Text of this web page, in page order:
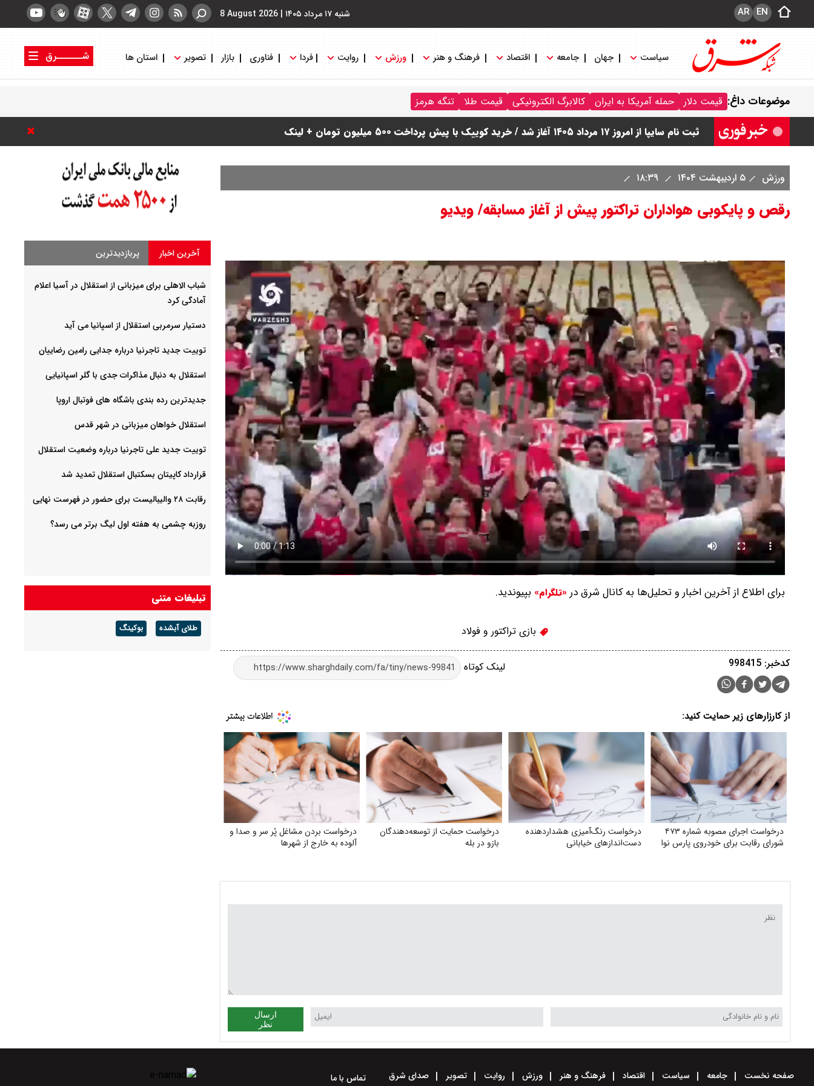
شنبه ۱۷ مرداد ۱۴۰۵ |
8 August 2026 EN
AR
سیاست جهان جامعه اقتصاد فرهنگ و هنر ورزش روایت فردا فناوری بازار تصویر استان ها
شــــــرق
موضوعات داغ: قیمت دلار حمله آمریکا به ایران کالابرگ الکترونیکی قیمت طلا تنگه هرمز
قیمت محصولات سایپا امروز شنبه ۱۷ مرداد ۱۴۰۵ / قیمت اطلس چند؟ + جدول
قیمت محصولات ایران خودرو امروز شنبه ۱۷ مرداد ۱۴۰۵ / قیمت دنا چند ؟ + جدول
ثبت نام سایپا از امروز ۱۷ مرداد ۱۴۰۵ آغاز شد / خرید کوییک با پیش پرداخت ۵۰۰ میلیون تومان + لینک
قیمت سکه امامی امروز شنبه ۱۷ مرداد ۱۴۰۵ اعلام شد/ صعود قیمت سکه
ورزش ۵ اردیبهشت ۱۴۰۴
رقص و پایکوبی هواداران تراکتور پیش از آغاز مسابقه/ ویدیو
برای اطلاع از آخرین اخبار و تحلیل‌ها به کانال شرق در «تلگرام» بپیوندید.
بازی تراکتور و فولاد
لینک کوتاه کدخبر: 998415
از کارزارهای زیر حمایت کنید:
درخواست اجرای مصوبه شماره ۴۷۳
شورای رقابت برای خودروی پارس نوا
درخواست رنگ‌آمیزی هشداردهنده
دست‌اندازهای خیابانی
درخواست حمایت از توسعه‌دهندگان
بازو در بله
درخواست بردن مشاغل پُر سر و صدا و
آلوده به خارج از شهرها
ارسال
نظر
آخرین اخبار پربازدیدترین
شباب الاهلی برای میزبانی از استقلال در آسیا اعلام
آمادگی کرد
دستیار سرمربی استقلال از اسپانیا می آید
توییت جدید تاجرنیا درباره جدایی رامین رضاییان
استقلال به دنبال مذاکرات جدی با گلر اسپانیایی
جدیدترین رده بندی باشگاه های فوتبال اروپا
استقلال خواهان میزبانی در شهر قدس
توییت جدید علی تاجرنیا درباره وضعیت استقلال
قرارداد کاپیتان بسکتبال استقلال تمدید شد
رقابت ۲۸ والیبالیست برای حضور در فهرست نهایی
روزبه چشمی به هفته اول لیگ برتر می رسد؟
تبلیغات متنی
طلای آبشده بوکینگ
صفحه نخست جامعه سیاست اقتصاد فرهنگ و هنر ورزش روایت تصویر صدای شرق تماس با ما